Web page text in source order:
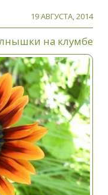
19 АВГУСТА, 2014
на клумбе